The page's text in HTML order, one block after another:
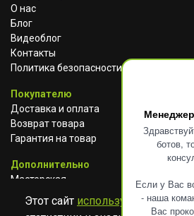
ботов,
Если у Вас
- наша
Вас
О нас
Блог
Видеоблог
Контакты
Политика безопасности
Покупателю
Доставка и оплата
Возврат товара
Гарантия на товар
Дополнительно
Мастерская
Сотрудничество
Этот сайт использует cookies